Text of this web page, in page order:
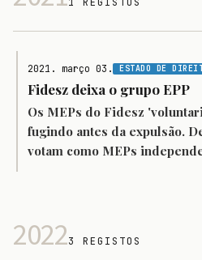
2021. março 03. ESTADO DE
Fidesz deixa o grupo EPP
Os MEPs do Fidesz
fugindo antes da expulsão.
votam como MEPs
20223 REGISTOS